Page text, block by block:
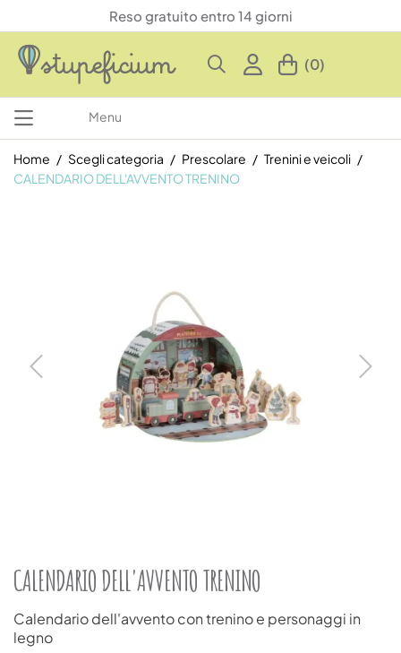
Reso gratuito entro 14 giorni
(0)
Menu
Home Scegli categoria Prescolare
Trenini e veicoli
CALENDARIO DELL'AVVENTO TRENINO
CALENDARIO DELL'AVVENTO TRENINO
Calendario dell'avvento con trenino e personaggi in
legno